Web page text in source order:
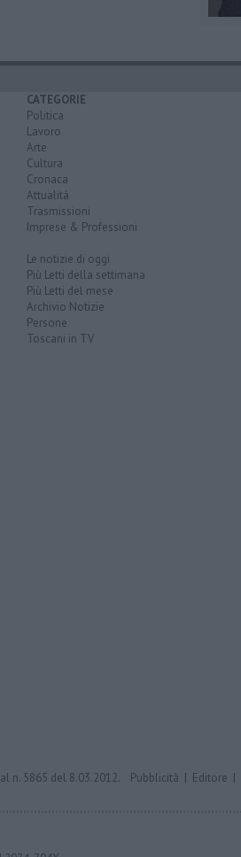
CATEGORIE
Politica
Lavoro
Arte
Cultura
Cronaca
Attualità
Trasmissioni
Imprese & Professioni
Le notizie di oggi
Più Letti della settimana
Più Letti del mese
Archivio Notizie
Persone
Toscani in TV
n. 5865 del 8.03.2012. Pubblicità | Editore |